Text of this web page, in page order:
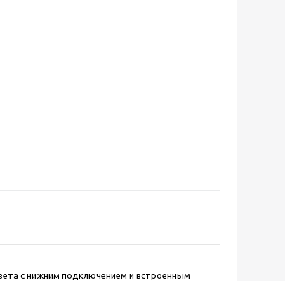
с нижним подключением и встроенным